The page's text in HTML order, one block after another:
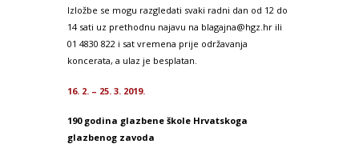
Izložbe se mogu razgledati svaki radni dan od 12 do
14 sati uz prethodnu najavu na blagajna@hgz.hr ili
01 4830 822 i sat vremena prije održavanja
koncerata, a ulaz je besplatan.
16. 2. – 25. 3. 2019.
190 godina glazbene škole Hrvatskoga
glazbenog zavoda